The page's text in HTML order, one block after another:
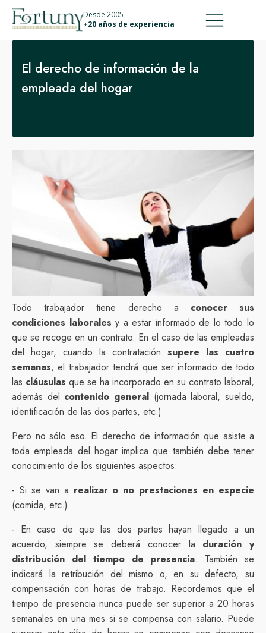
911 887 226
Desde 2005
+20 años de experiencia
El derecho de información de la
empleada del hogar
Todo trabajador tiene derecho a conocer sus
condiciones laborales y a estar informado de lo todo lo
que se recoge en un contrato. En el caso de las empleadas
del hogar, cuando la contratación supere las cuatro
semanas, el trabajador tendrá que ser informado de todo
las cláusulas que se ha incorporado en su contrato laboral,
además del contenido general (jornada laboral, sueldo,
identificación de las dos partes, etc.)
Pero no sólo eso. El derecho de información que asiste a
toda empleada del hogar implica que también debe tener
conocimiento de los siguientes aspectos:
- Si se van a realizar o no prestaciones en especie
(comida, etc.)
- En caso de que las dos partes hayan llegado a un
acuerdo, siempre se deberá conocer la duración y
distribución del tiempo de presencia. También se
indicará la retribución del mismo o, en su defecto, su
compensación con horas de trabajo. Recordemos que el
tiempo de presencia nunca puede ser superior a 20 horas
semanales en una mes si se compensa con salario. Puede